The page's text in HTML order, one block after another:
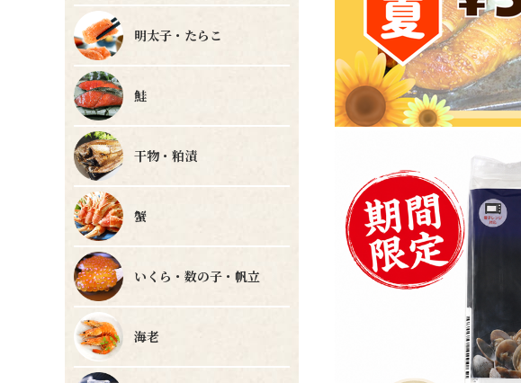
明太子・たらこ
鮭
干物・粕漬
蟹
いくら・数の子・帆立
海老